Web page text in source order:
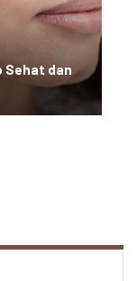
Sehat dan